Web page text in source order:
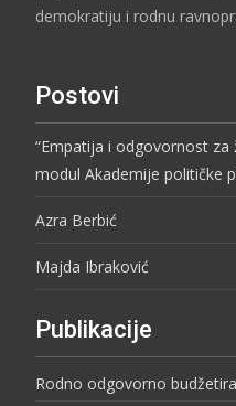
demokratiju i rodnu
Postovi
“Empatija i odgovornost za
modul Akademije političke
Azra Berbić
Majda Ibraković
Publikacije
Rodno odgovorno